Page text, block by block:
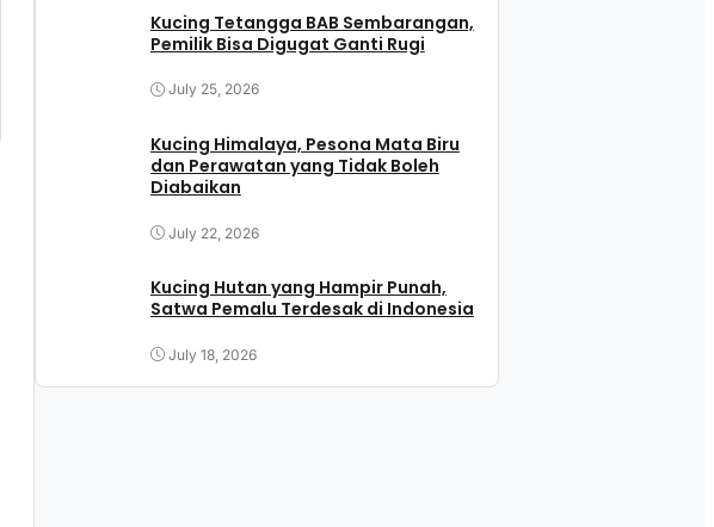
Kucing Tetangga BAB Sembarangan,
Pemilik Bisa Digugat Ganti Rugi
July 25, 2026
Kucing Himalaya, Pesona Mata Biru
dan Perawatan yang Tidak Boleh
Diabaikan
July 22, 2026
Kucing Hutan yang Hampir Punah,
Satwa Pemalu Terdesak di Indonesia
July 18, 2026